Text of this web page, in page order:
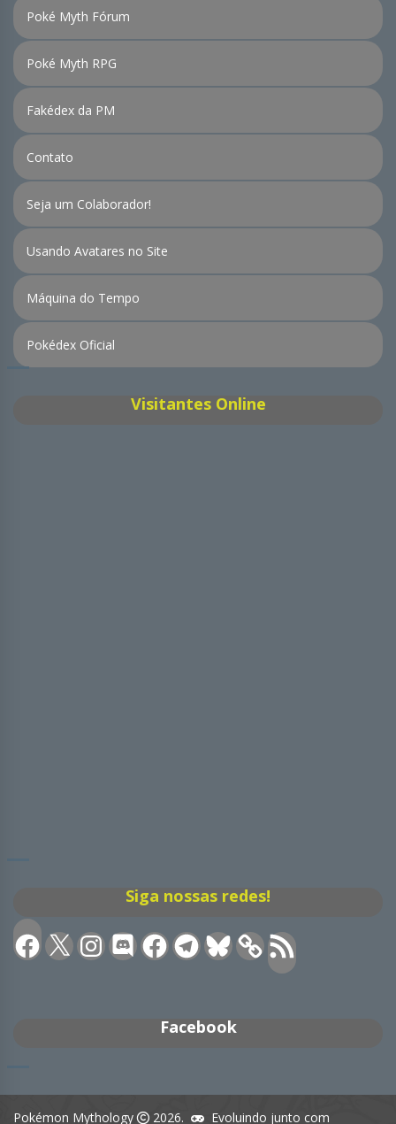
Poké Myth Fórum
Poké Myth RPG
Fakédex da PM
Contato
Seja um Colaborador!
Usando Avatares no Site
Máquina do Tempo
Pokédex Oficial
Visitantes Online
Siga nossas redes!
Facebook
X Instagram
DiscordFacebookTelegramBluesky Feed
RSS
Facebook
Pokémon Mythology 2026. Evoluindo junto com